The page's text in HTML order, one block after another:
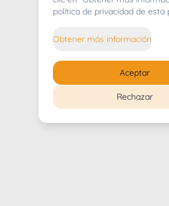
Whoops! Lo
política de privacidad de esta
Obtener más información
Rechazar
Aceptar